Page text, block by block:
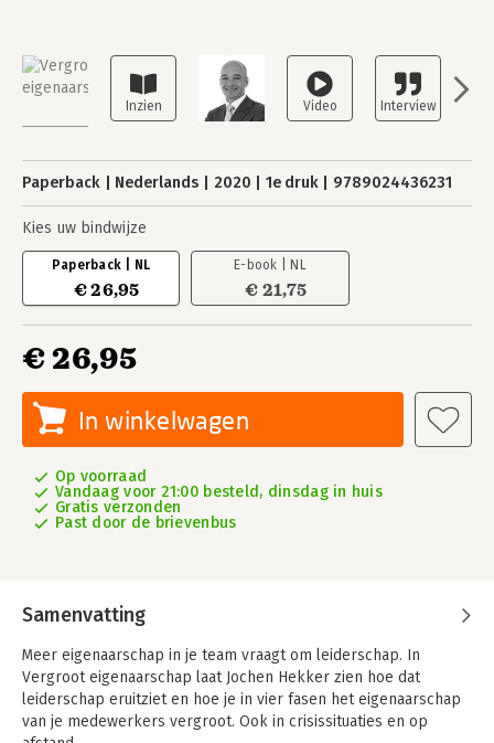
Paperback Nederlands 2020 1e druk 9789024436231
Kies uw bindwijze
Paperback | NL
€ 26,95
E-book | NL
€ 21,75
€ 26,95
In winkelwagen
Op voorraad
Vandaag voor 21:00 besteld, dinsdag in huis
Gratis verzonden
Past door de brievenbus
Samenvatting
Meer eigenaarschap in je team vraagt om leiderschap. In
Vergroot eigenaarschap laat Jochen Hekker zien hoe dat
leiderschap eruitziet en hoe je in vier fasen het eigenaarschap
van je medewerkers vergroot. Ook in crisissituaties en op